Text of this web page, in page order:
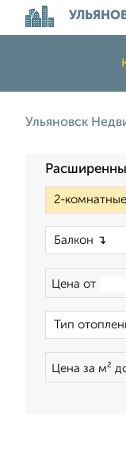
Ульяновск
Цена от
Цена за м²